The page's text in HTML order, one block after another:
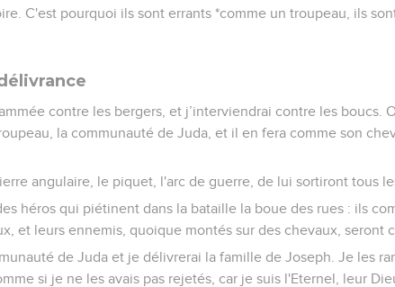
C'est pourquoi ils sont errants *comme un troupeau, ils
contre les bergers, et j’interviendrai contre les boucs.
la communauté de Juda, et il en fera comme son
angulaire, le piquet, l'arc de guerre, de lui sortiront tous
héros qui piétinent dans la bataille la boue des rues : ils
et leurs ennemis, quoique montés sur des chevaux, seront
de Juda et je délivrerai la famille de Joseph. Je les
si je ne les avais pas rejetés, car je suis l'Eternel, leur